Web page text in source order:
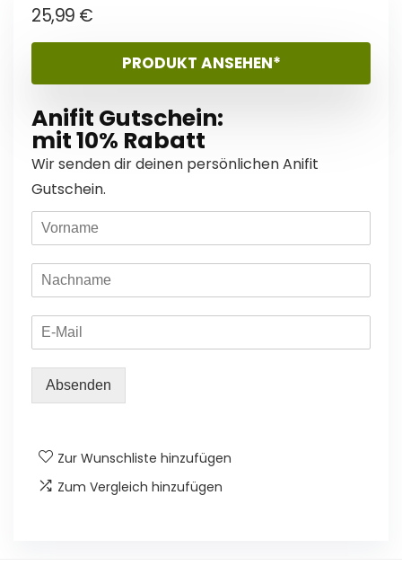
25,99 €
PRODUKT ANSEHEN*
Anifit Gutschein:
mit 10% Rabatt
Wir senden dir deinen persönlichen Anifit
Gutschein.
Absenden
Zur Wunschliste hinzufügen
Zum Vergleich hinzufügen